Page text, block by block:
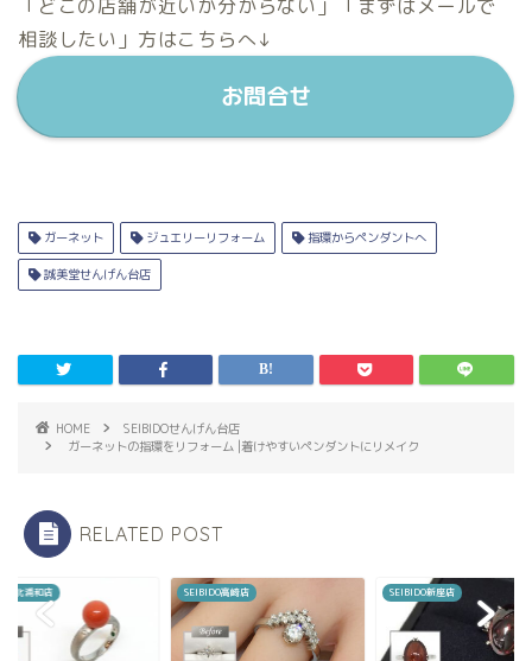
「どこの店舗が近いか分からない」「まずはメールで
相談したい」方はこちらへ↓
お問合せ
ガーネット ジュエリーリフォーム 指環からペンダントへ
誠美堂せんげん台店
HOME
SEIBIDOせんげん台店
ガーネットの指環をリフォーム |着けやすいペンダントにリメイク
RELATED POST
高崎店 SEIBIDO新座店 SEIBIDO北浦和店